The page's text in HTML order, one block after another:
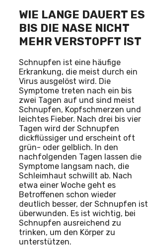
WIE LANGE DAUERT ES
BIS DIE NASE NICHT
MEHR VERSTOPFT IST
Schnupfen ist eine häufige
Erkrankung, die meist durch ein
Virus ausgelöst wird. Die
Symptome treten nach ein bis
zwei Tagen auf und sind meist
Schnupfen, Kopfschmerzen und
leichtes Fieber. Nach drei bis vier
Tagen wird der Schnupfen
dickflüssiger und erscheint oft
grün- oder gelblich. In den
nachfolgenden Tagen lassen die
Symptome langsam nach, die
Schleimhaut schwillt ab. Nach
etwa einer Woche geht es
Betroffenen schon wieder
deutlich besser, der Schnupfen ist
überwunden. Es ist wichtig, bei
Schnupfen ausreichend zu
trinken, um den Körper zu
unterstützen.